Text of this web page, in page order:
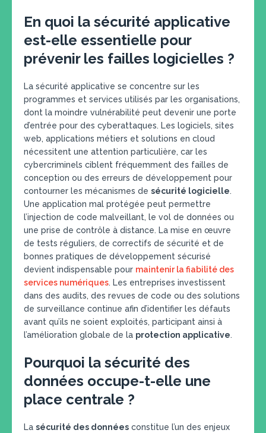
En quoi la sécurité applicative
est-elle essentielle pour
prévenir les failles logicielles ?
La sécurité applicative se concentre sur les
programmes et services utilisés par les organisations,
dont la moindre vulnérabilité peut devenir une porte
d’entrée pour des cyberattaques. Les logiciels, sites
web, applications métiers et solutions en cloud
nécessitent une attention particulière, car les
cybercriminels ciblent fréquemment des failles de
conception ou des erreurs de développement pour
contourner les mécanismes de sécurité logicielle.
Une application mal protégée peut permettre
l’injection de code malveillant, le vol de données ou
une prise de contrôle à distance. La mise en œuvre
de tests réguliers, de correctifs de sécurité et de
bonnes pratiques de développement sécurisé
devient indispensable pour maintenir la fiabilité des
services numériques. Les entreprises investissent
dans des audits, des revues de code ou des solutions
de surveillance continue afin d’identifier les défauts
avant qu’ils ne soient exploités, participant ainsi à
l’amélioration globale de la protection applicative.
Pourquoi la sécurité des
données occupe-t-elle une
place centrale ?
La sécurité des données constitue l’un des enjeux